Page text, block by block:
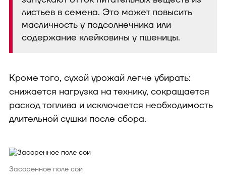
листьев в семена. Это может повысить
масличность у подсолнечника или
содержание клейковины у пшеницы.
Кроме того, сухой урожай легче убирать:
снижается нагрузка на технику, сокращается
расход топлива и исключается необходимость
длительной сушки после сбора.
Засоренное поле сои